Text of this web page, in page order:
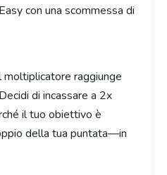
con una scommessa di
moltiplicatore raggiunge
di incassare a 2x
il tuo obiettivo è
della tua puntata—in